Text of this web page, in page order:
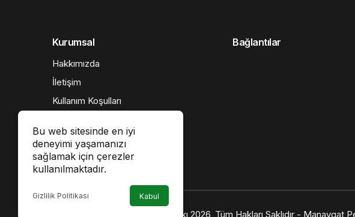
Bu web sitesinde en iyi
deneyimi yaşamanızı
sağlamak için çerezler
kullanılmaktadır.
Gizlilik Politikası Kabul
Kurumsal
Hakkımızda
İletişim
Kullanım Koşulları
Gizlilik Politikası
Künye
Sorumluluk Reddi Beyanı
Bağlantılar
© Telif Hakkı 2026, Tüm Hakları Saklıdır - Manavgat